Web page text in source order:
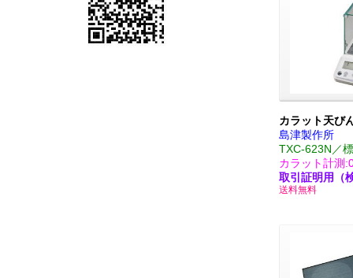
カラット天び
島津製作所
TXC-623N／
カラット計測
取引証明用（
送料無料